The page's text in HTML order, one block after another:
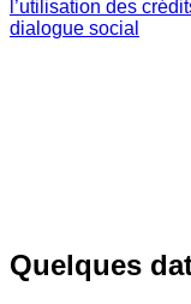
l’utilisation des
dialogue social
Quelques